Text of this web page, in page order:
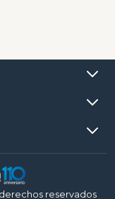
reservados